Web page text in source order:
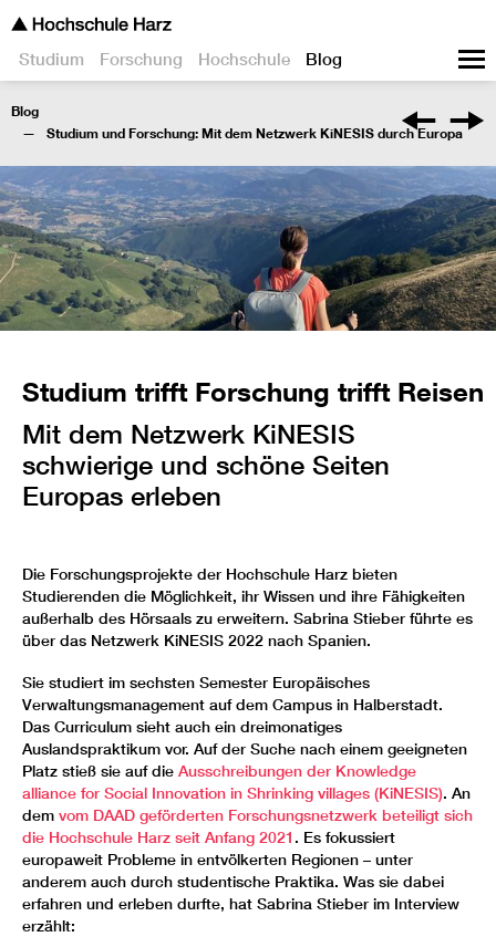
Studium Forschung Hochschule Blog
Blog
Studium und Forschung: Mit dem Netzwerk KiNESIS durch Europa
Studium trifft Forschung trifft Reisen
Mit dem Netzwerk KiNESIS
schwierige und schöne Seiten
Europas erleben
Die Forschungsprojekte der Hochschule Harz bieten
Studierenden die Möglichkeit, ihr Wissen und ihre Fähigkeiten
außerhalb des Hörsaals zu erweitern. Sabrina Stieber führte es
über das Netzwerk KiNESIS 2022 nach Spanien.
Sie studiert im sechsten Semester Europäisches
Verwaltungsmanagement auf dem Campus in Halberstadt.
Das Curriculum sieht auch ein dreimonatiges
Auslandspraktikum vor. Auf der Suche nach einem geeigneten
Platz stieß sie auf die Ausschreibungen der Knowledge
alliance for Social Innovation in Shrinking villages (KiNESIS). An
dem vom DAAD geförderten Forschungsnetzwerk beteiligt sich
die Hochschule Harz seit Anfang 2021 . Es fokussiert
europaweit Probleme in entvölkerten Regionen – unter
anderem auch durch studentische Praktika. Was sie dabei
erfahren und erleben durfte, hat Sabrina Stieber im Interview
erzählt: